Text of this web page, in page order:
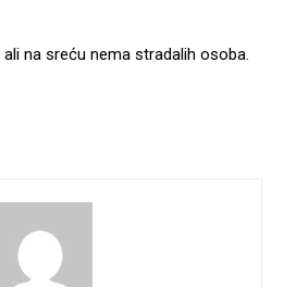
na sreću nema stradalih osoba.